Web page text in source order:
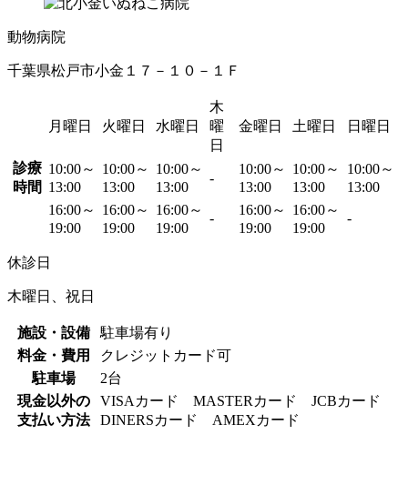
動物病院
千葉県松戸市小金１７－１０－１Ｆ
月曜日 火曜日 水曜日
木
曜
日
金曜日 土曜日 日曜日
診療
時間
10:00～
13:00
10:00～
13:00
10:00～
13:00
-
10:00～
13:00
10:00～
13:00
10:00～
13:00
16:00～
19:00
16:00～
19:00
16:00～
19:00
-
16:00～
19:00
16:00～
19:00
-
休診日
木曜日、祝日
施設・設備
駐車場有り
料金・費用
クレジットカード可
駐車場
2台
現金以外の
支払い方法
VISAカード MASTERカード JCBカード
DINERSカード AMEXカード